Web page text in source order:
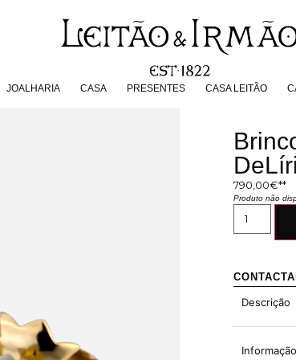
JOALHARIA CASA PRESENTES CASA LEITÃO
PRESENTES CASA LEITÃO
790,00€
Produto não
Descrição